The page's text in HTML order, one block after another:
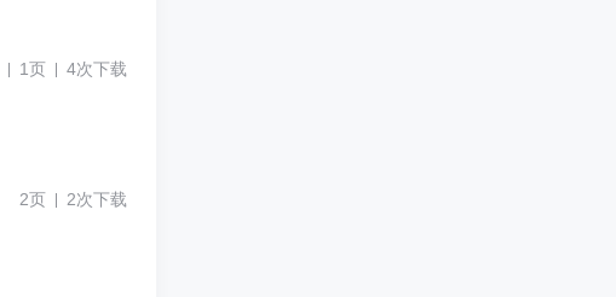
1页 4次下载
2页 2次下载